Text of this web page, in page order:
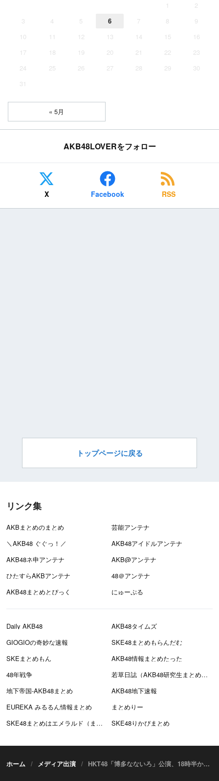
1
2
3
4 5 6 7 8
9
10
11 12 13 14 15
16
17
18 19 20 21 22
23
24
25 26 27 28 29
30
31
« 5月
AKB48LOVERをフォロー
X Facebook RSS
トップページに戻る
リンク集
AKBまとめのまとめ
芸能アンテナ
＼AKB48 ぐぐっ！／
AKB48アイドルアンテナ
AKB48ネ申アンテナ
AKB@アンテナ
ひたすらAKBアンテナ
48＠アンテナ
AKB48まとめとぴっく
にゅーぷる
Daily AKB48
AKB48タイムズ
GIOGIOの奇妙な速報
SKE48まとめもらんだむ
SKEまとめもん
AKB48情報まとめたった
48年戦争
若草日誌（AKB48研究生まとめブログ）
地下帝国-AKB48まとめ
AKB48地下速報
EUREKA みるるん情報まとめ
まとめりー
SKE48まとめはエメラルド（まとえめ）
SKE48りかぴまとめ
ホーム メディア出演 HKT48「博多なないろ」公演、18時半からDMM配信！